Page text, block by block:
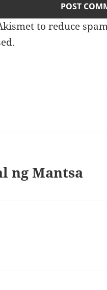
to reduce
ng Mantsa